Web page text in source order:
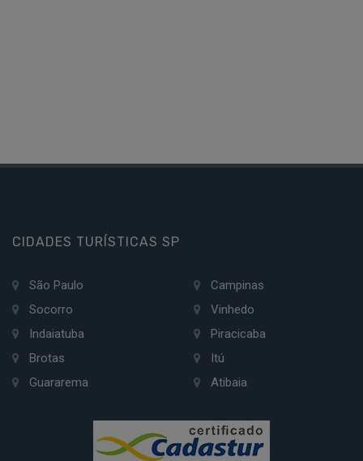
CIDADES TURÍSTICAS SP
São Paulo
Socorro
Indaiatuba
Brotas
Guararema
Campinas
Vinhedo
Piracicaba
Itú
Atibaia